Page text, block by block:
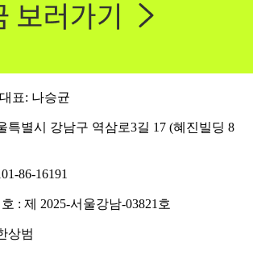
표: 나승균
특별시 강남구 역삼로3길 17 (혜진빌딩 8
86-16191
: 제 2025-서울강남-03821호
상범